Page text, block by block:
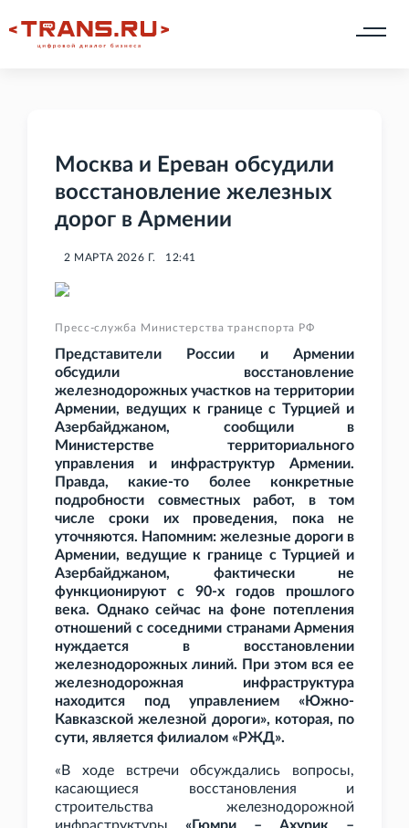
Москва и Ереван обсудили
восстановление железных
дорог в Армении
2 МАРТА 2026 Г. 12:41
Пресс-служба Министерства транспорта РФ
Представители России и Армении
обсудили восстановление
железнодорожных участков на территории
Армении, ведущих к границе с Турцией и
Азербайджаном, сообщили в
Министерстве территориального
управления и инфраструктур Армении.
Правда, какие-то более конкретные
подробности совместных работ, в том
числе сроки их проведения, пока не
уточняются. Напомним: железные дороги в
Армении, ведущие к границе с Турцией и
Азербайджаном, фактически не
функционируют с 90-х годов прошлого
века. Однако сейчас на фоне потепления
отношений с соседними странами Армения
нуждается в восстановлении
железнодорожных линий. При этом вся ее
железнодорожная инфраструктура
находится под управлением «Южно-
Кавказской железной дороги», которая, по
сути, является филиалом «РЖД».
«В ходе встречи обсуждались вопросы,
касающиеся восстановления и
строительства железнодорожной